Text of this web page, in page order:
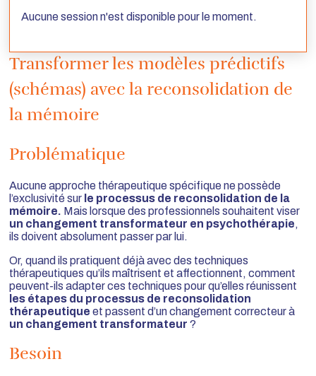
Transformer les modèles prédictifs
(schémas) avec la reconsolidation de
la mémoire
Problématique
Aucune approche thérapeutique spécifique ne possède
l’exclusivité sur le processus de reconsolidation de la
mémoire. Mais lorsque des professionnels souhaitent viser
un changement transformateur en psychothérapie,
ils doivent absolument passer par lui.
Or, quand ils pratiquent déjà avec des techniques
thérapeutiques qu’ils maîtrisent et affectionnent, comment
peuvent-ils adapter ces techniques pour qu’elles réunissent
les étapes du processus de reconsolidation
thérapeutique et passent d’un changement correcteur à
un changement transformateur ?
Besoin
Aucune session n'est disponible pour le moment.